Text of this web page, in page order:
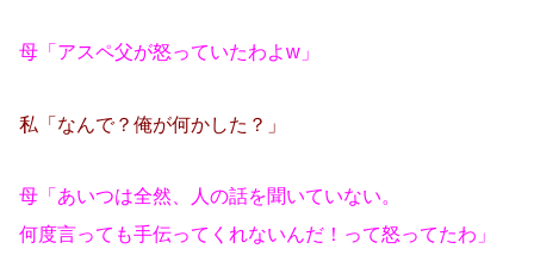
母「アスペ父が怒っていたわよw」
私「なんで？俺が何かした？」
母「あいつは全然、人の話を聞いていない。
何度言っても手伝ってくれないんだ！って怒ってたわ」